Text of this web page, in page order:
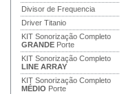
Divisor de Frequencia
Driver Titanio
KIT Sonorização Completo
GRANDE Porte
KIT Sonorização Completo
LINE ARRAY
KIT Sonorização Completo
MÉDIO Porte